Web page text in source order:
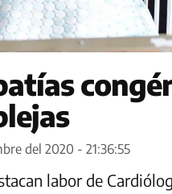
del 2020 - 21:36:55
labor de